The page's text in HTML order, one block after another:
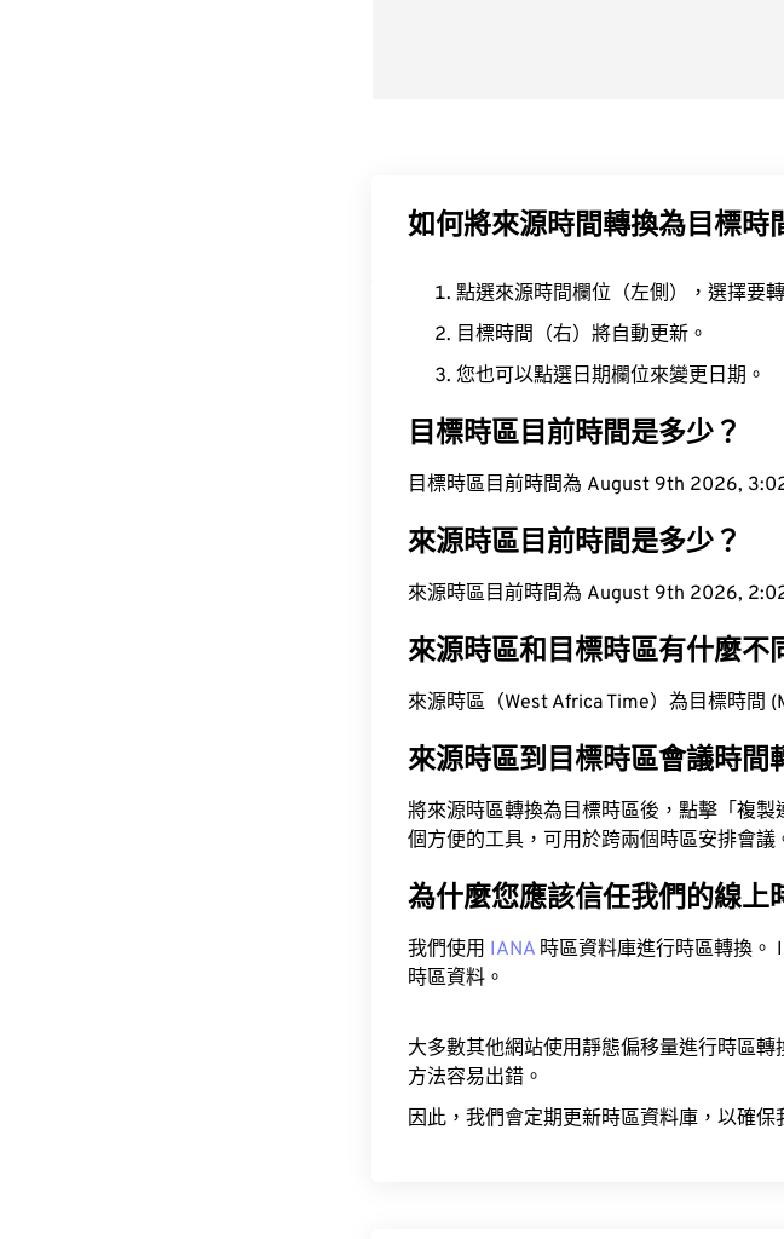
如何將來源時間轉換為目標時
點選來源時間欄位（左側），選擇要
目標時間（右）將自動更新。
您也可以點選日期欄位來變更日期。
目標時區目前時間是多少？
目標時區目前時間為 August 9th 2026,
來源時區目前時間是多少？
來源時區目前時間為 August 9th 2026,
來源時區和目標時區有什麼不
來源時區（West Africa Time）為目標時間
來源時區到目標時區會議時間
將來源時區轉換為目標時區後，點擊「複
個方便的工具，可用於跨兩個時區安排會議
為什麼您應該信任我們的線上
我們使用 IANA 時區資料庫進行時區轉換。
時區資料。
大多數其他網站使用靜態偏移量進行時區
方法容易出錯。
因此，我們會定期更新時區資料庫，以確保